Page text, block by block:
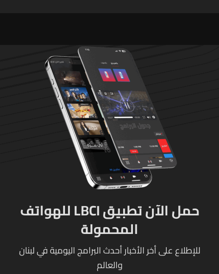
حمل الآن تطبيق LBCI للهواتف
المحمولة
للإطلاع على أخر الأخبار أحدث البرامج اليومية في لبنان
والعالم